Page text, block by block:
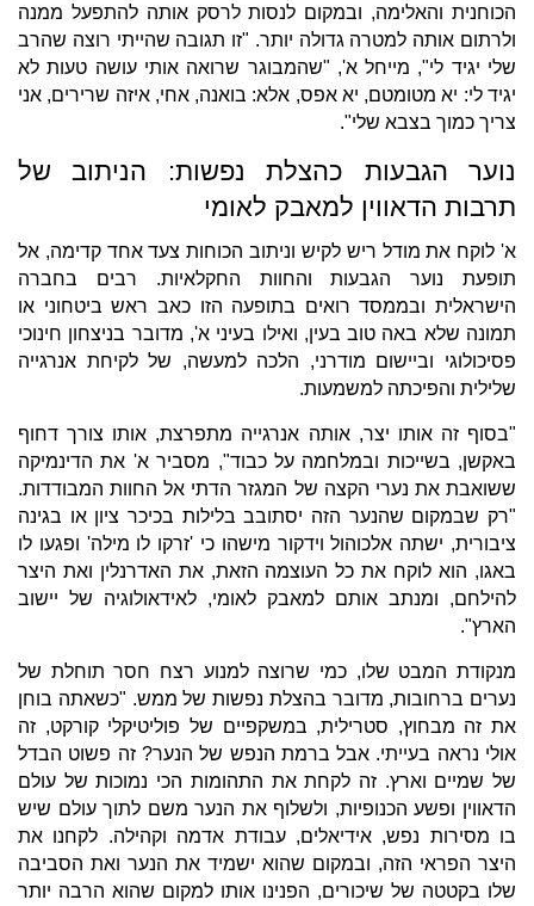
הכוחנית והאלימה, ובמקום לנסות לרסק אותה להתפעל ממנה
ולרתום אותה למטרה גדולה יותר. "זו תגובה שהייתי רוצה שהרב
שלי יגיד לי", מייחל א', "שהמבוגר שרואה אותי עושה טעות לא
יגיד לי: יא מטומטם, יא אפס, אלא: בואנה, אחי, איזה שרירים, אני
צריך כמוך בצבא שלי".
נוער הגבעות כהצלת נפשות: הניתוב של
תרבות הדאווין למאבק לאומי
א' לוקח את מודל ריש לקיש וניתוב הכוחות צעד אחד קדימה, אל
תופעת נוער הגבעות והחוות החקלאיות. רבים בחברה
הישראלית ובממסד רואים בתופעה הזו כאב ראש ביטחוני או
תמונה שלא באה טוב בעין, ואילו בעיני א', מדובר בניצחון חינוכי
פסיכולוגי וביישום מודרני, הלכה למעשה, של לקיחת אנרגייה
שלילית והפיכתה למשמעות.
"בסוף זה אותו יצר, אותה אנרגייה מתפרצת, אותו צורך דחוף
באקשן, בשייכות ובמלחמה על כבוד", מסביר א' את הדינמיקה
ששואבת את נערי הקצה של המגזר הדתי אל החוות המבודדות.
"רק שבמקום שהנער הזה יסתובב בלילות בכיכר ציון או בגינה
ציבורית, ישתה אלכוהול וידקור מישהו כי 'זרקו לו מילה' ופגעו לו
באגו, הוא לוקח את כל העוצמה הזאת, את האדרנלין ואת היצר
להילחם, ומנתב אותם למאבק לאומי, לאידאולוגיה של יישוב
הארץ".
מנקודת המבט שלו, כמי שרוצה למנוע רצח חסר תוחלת של
נערים ברחובות, מדובר בהצלת נפשות של ממש. "כשאתה בוחן
את זה מבחוץ, סטרילית, במשקפיים של פוליטיקלי קורקט, זה
אולי נראה בעייתי. אבל ברמת הנפש של הנער? זה פשוט הבדל
של שמיים וארץ. זה לקחת את התהומות הכי נמוכות של עולם
הדאווין ופשע הכנופיות, ולשלוף את הנער משם לתוך עולם שיש
בו מסירות נפש, אידיאלים, עבודת אדמה וקהילה. לקחנו את
היצר הפראי הזה, ובמקום שהוא ישמיד את הנער ואת הסביבה
שלו בקטטה של שיכורים, הפנינו אותו למקום שהוא הרבה יותר